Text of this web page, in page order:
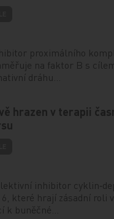
proximálního
na faktor B s
dráhu…
hrazen v terapii
inhibitor
6, které hrají zásadní roli
k buněčné…